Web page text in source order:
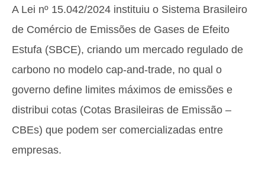
A Lei nº 15.042/2024 instituiu o Sistema Brasileiro
de Comércio de Emissões de Gases de Efeito
Estufa (SBCE), criando um mercado regulado de
carbono no modelo cap-and-trade, no qual o
governo define limites máximos de emissões e
distribui cotas (Cotas Brasileiras de Emissão –
CBEs) que podem ser comercializadas entre
empresas.